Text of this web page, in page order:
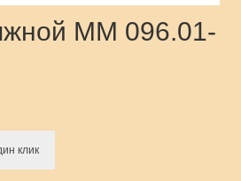
ММ 096.01-
клик